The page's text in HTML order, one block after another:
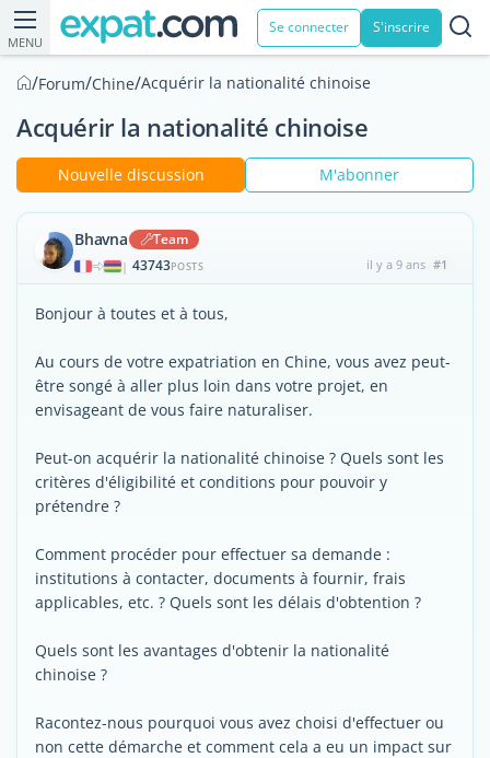
MENU
Se connecter S'inscrire
/Forum/Chine/Acquérir la nationalité chinoise
Acquérir la nationalité chinoise
Nouvelle discussion M'abonner
Bhavna Team
| 43743POSTS il y a 9 ans #1
Bonjour à toutes et à tous,
Au cours de votre expatriation en Chine, vous avez peut-
être songé à aller plus loin dans votre projet, en
envisageant de vous faire naturaliser.
Peut-on acquérir la nationalité chinoise ? Quels sont les
critères d'éligibilité et conditions pour pouvoir y
prétendre ?
Comment procéder pour effectuer sa demande :
institutions à contacter, documents à fournir, frais
applicables, etc. ? Quels sont les délais d'obtention ?
Quels sont les avantages d'obtenir la nationalité
chinoise ?
Racontez-nous pourquoi vous avez choisi d'effectuer ou
non cette démarche et comment cela a eu un impact sur